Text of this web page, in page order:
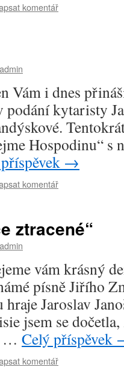
komentář
admin
Vám i dnes
kytaristy
Hospodinu“ s
→
komentář
ztracené“
admin
vám krásný
písně Jiřího
hraje Jaroslav
jsem se
… Celý příspěvek
komentář